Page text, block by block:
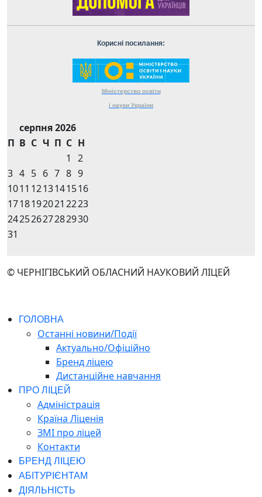
Корисні посилання:
Міністерство освіти
і науки України
серпня 2026
П В С Ч П С Н
1
2
3 4 5 6 7 8 9
1011 1213141516
1718192021 2223
24252627282930
31
© ЧЕРНІГІВСЬКИЙ ОБЛАСНИЙ НАУКОВИЙ ЛІЦЕЙ
ГОЛОВНА
Останні новини/Події
Актуально/Офіційно
Бренд ліцею
Дистанційне навчання
ПРО ЛІЦЕЙ
Адміністрація
Країна Ліценія
ЗМІ про ліцей
Контакти
БРЕНД ЛІЦЕЮ
АБІТУРІЄНТАМ
ДІЯЛЬНІСТЬ